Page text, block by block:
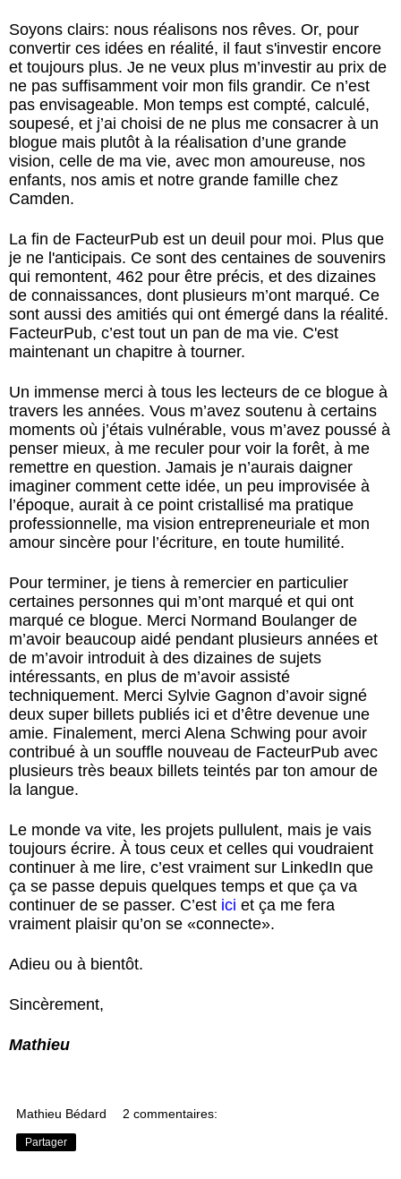
Soyons clairs: nous réalisons nos rêves. Or, pour
convertir ces idées en réalité, il faut s'investir encore
et toujours plus. Je ne veux plus m’investir au prix de
ne pas suffisamment voir mon fils grandir. Ce n’est
pas envisageable. Mon temps est compté, calculé,
soupesé, et j’ai choisi de ne plus me consacrer à un
blogue mais plutôt à la réalisation d’une grande
vision, celle de ma vie, avec mon amoureuse, nos
enfants, nos amis et notre grande famille chez
Camden.
La fin de FacteurPub est un deuil pour moi. Plus que
je ne l'anticipais. Ce sont des centaines de souvenirs
qui remontent, 462 pour être précis, et des dizaines
de connaissances, dont plusieurs m’ont marqué. Ce
sont aussi des amitiés qui ont émergé dans la réalité.
FacteurPub, c’est tout un pan de ma vie. C'est
maintenant un chapitre à tourner.
Un immense merci à tous les lecteurs de ce blogue à
travers les années. Vous m’avez soutenu à certains
moments où j’étais vulnérable, vous m’avez poussé à
penser mieux, à me reculer pour voir la forêt, à me
remettre en question. Jamais je n’aurais daigner
imaginer comment cette idée, un peu improvisée à
l’époque, aurait à ce point cristallisé ma pratique
professionnelle, ma vision entrepreneuriale et mon
amour sincère pour l’écriture, en toute humilité.
Pour terminer, je tiens à remercier en particulier
certaines personnes qui m’ont marqué et qui ont
marqué ce blogue. Merci Normand Boulanger de
m’avoir beaucoup aidé pendant plusieurs années et
de m’avoir introduit à des dizaines de sujets
intéressants, en plus de m’avoir assisté
techniquement. Merci Sylvie Gagnon d’avoir signé
deux super billets publiés ici et d’être devenue une
amie. Finalement, merci Alena Schwing pour avoir
contribué à un souffle nouveau de FacteurPub avec
plusieurs très beaux billets teintés par ton amour de
la langue.
Le monde va vite, les projets pullulent, mais je vais
toujours écrire. À tous ceux et celles qui voudraient
continuer à me lire, c’est vraiment sur LinkedIn que
ça se passe depuis quelques temps et que ça va
continuer de se passer. C’est ici et ça me fera
vraiment plaisir qu’on se «connecte».
Adieu ou à bientôt.
Sincèrement,
Mathieu
Mathieu Bédard 2 commentaires:
Partager